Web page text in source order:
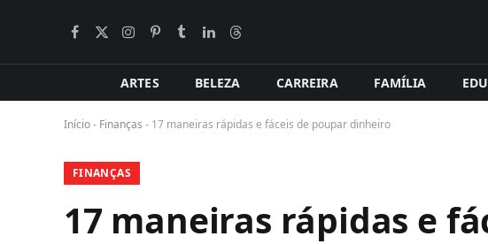
Facebook
X
Instagram
Pinterest
TumblrLinkedInTópicos
ARTES BELEZA CARREIRA FAMÍLIA
Início- Finanças - 17 maneiras rápidas e fáceis de poupar dinheiro
FINANÇAS
17 maneiras rápidas e